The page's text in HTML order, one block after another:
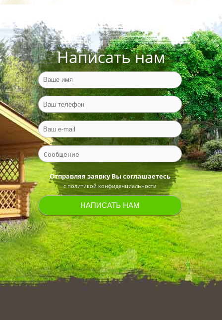
Написать нам
Отправляя заявку Вы соглашаетесь
с политикой конфиденциальности